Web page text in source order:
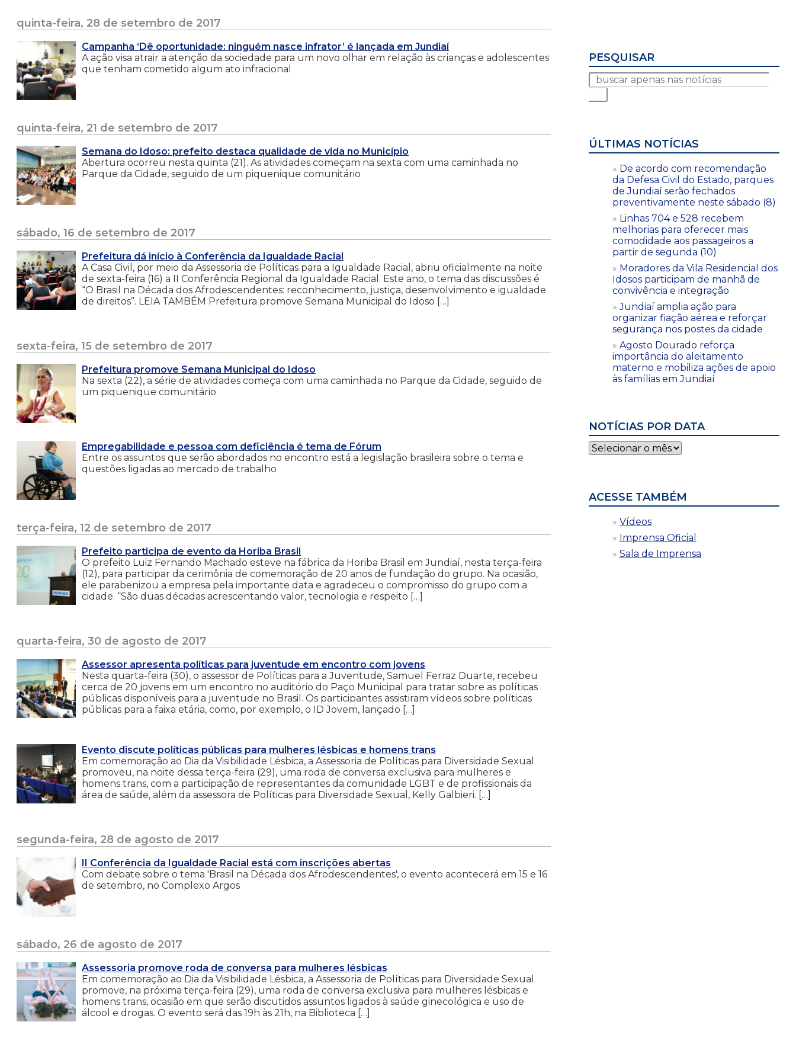
quinta-feira, 28 de setembro de 2017
Campanha ‘Dê oportunidade: ninguém nasce infrator’ é lançada em Jundiaí
A ação visa atrair a atenção da sociedade para um novo olhar em relação às crianças e adolescentes
que tenham cometido algum ato infracional
quinta-feira, 21 de setembro de 2017
Semana do Idoso: prefeito destaca qualidade de vida no Município
Abertura ocorreu nesta quinta (21). As atividades começam na sexta com uma caminhada no
Parque da Cidade, seguido de um piquenique comunitário
sábado, 16 de setembro de 2017
Prefeitura dá início à Conferência da Igualdade Racial
A Casa Civil, por meio da Assessoria de Políticas para a Igualdade Racial, abriu oficialmente na noite
de sexta-feira (16) a II Conferência Regional da Igualdade Racial. Este ano, o tema das discussões é
“O Brasil na Década dos Afrodescendentes: reconhecimento, justiça, desenvolvimento e igualdade
de direitos”. LEIA TAMBÉM Prefeitura promove Semana Municipal do Idoso […]
sexta-feira, 15 de setembro de 2017
Prefeitura promove Semana Municipal do Idoso
Na sexta (22), a série de atividades começa com uma caminhada no Parque da Cidade, seguido de
um piquenique comunitário
Empregabilidade e pessoa com deficiência é tema de Fórum
Entre os assuntos que serão abordados no encontro está a legislação brasileira sobre o tema e
questões ligadas ao mercado de trabalho
terça-feira, 12 de setembro de 2017
Prefeito participa de evento da Horiba Brasil
O prefeito Luiz Fernando Machado esteve na fábrica da Horiba Brasil em Jundiaí, nesta terça-feira
(12), para participar da cerimônia de comemoração de 20 anos de fundação do grupo. Na ocasião,
ele parabenizou a empresa pela importante data e agradeceu o compromisso do grupo com a
cidade. “São duas décadas acrescentando valor, tecnologia e respeito […]
quarta-feira, 30 de agosto de 2017
Assessor apresenta políticas para juventude em encontro com jovens
Nesta quarta-feira (30), o assessor de Políticas para a Juventude, Samuel Ferraz Duarte, recebeu
cerca de 20 jovens em um encontro no auditório do Paço Municipal para tratar sobre as políticas
públicas disponíveis para a juventude no Brasil. Os participantes assistiram vídeos sobre políticas
públicas para a faixa etária, como, por exemplo, o ID Jovem, lançado […]
Evento discute políticas públicas para mulheres lésbicas e homens trans
Em comemoração ao Dia da Visibilidade Lésbica, a Assessoria de Políticas para Diversidade Sexual
promoveu, na noite dessa terça-feira (29), uma roda de conversa exclusiva para mulheres e
homens trans, com a participação de representantes da comunidade LGBT e de profissionais da
área de saúde, além da assessora de Políticas para Diversidade Sexual, Kelly Galbieri. […]
segunda-feira, 28 de agosto de 2017
II Conferência da Igualdade Racial está com inscrições abertas
Com debate sobre o tema 'Brasil na Década dos Afrodescendentes', o evento acontecerá em 15 e 16
de setembro, no Complexo Argos
sábado, 26 de agosto de 2017
Assessoria promove roda de conversa para mulheres lésbicas
Em comemoração ao Dia da Visibilidade Lésbica, a Assessoria de Políticas para Diversidade Sexual
promove, na próxima terça-feira (29), uma roda de conversa exclusiva para mulheres lésbicas e
homens trans, ocasião em que serão discutidos assuntos ligados à saúde ginecológica e uso de
álcool e drogas. O evento será das 19h às 21h, na Biblioteca […]
PESQUISAR
ÚLTIMAS NOTÍCIAS
De acordo com recomendação
da Defesa Civil do Estado, parques
de Jundiaí serão fechados
preventivamente neste sábado (8)
Linhas 704 e 528 recebem
melhorias para oferecer mais
comodidade aos passageiros a
partir de segunda (10)
Moradores da Vila Residencial dos
Idosos participam de manhã de
convivência e integração
Jundiaí amplia ação para
organizar fiação aérea e reforçar
segurança nos postes da cidade
Agosto Dourado reforça
importância do aleitamento
materno e mobiliza ações de apoio
às famílias em Jundiaí
NOTÍCIAS POR DATA
Notícias
por
ACESSE TAMBÉM
Vídeos
Imprensa Oficial
Sala de Imprensa